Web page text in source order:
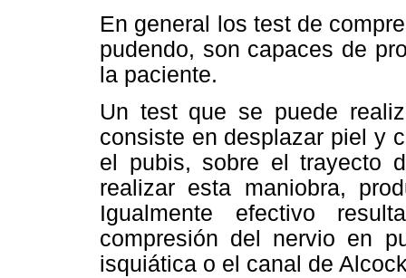
En general los test de
pudendo, son capaces de
la paciente.
Un test que se puede
consiste en desplazar piel y
el pubis, sobre el trayecto
realizar esta maniobra,
Igualmente efectivo
compresión del nervio en
isquiática o el canal de